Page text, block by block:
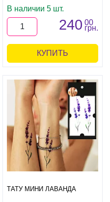
В наличии 5 шт.
240 00
грн.
КУПИТЬ
ТАТУ МИНИ ЛАВАНДА